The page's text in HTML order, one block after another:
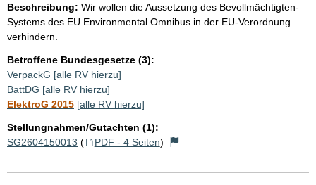
e
p
r
o
S
i
e
Beschreibung: Wir wollen die Aussetzung des Bevollmächtigten-
Systems des EU Environmental Omnibus in der EU-Verordnung
verhindern.
Betroffene Bundesgesetze (3):
VerpackG [alle RV hierzu]
BattDG [alle RV hierzu]
ElektroG 2015 [alle RV hierzu]
Stellungnahmen/Gutachten (1):
SG2604150013 ( PDF - 4 Seiten)